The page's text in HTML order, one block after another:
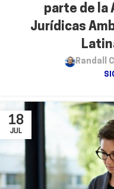
parte de la
Jurídicas
Randall
18
JUL